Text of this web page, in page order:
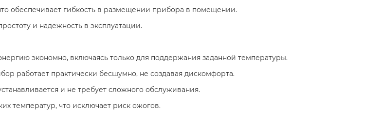
обеспечивает гибкость в размещении прибора в помещении.​
и надежность в эксплуатации.​
экономно, включаясь только для поддержания заданной температуры.​
работает практически бесшумно, не создавая дискомфорта.​
и не требует сложного обслуживания.​
температур, что исключает риск ожогов.​